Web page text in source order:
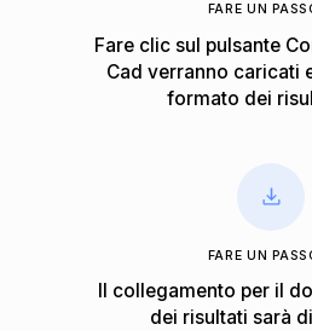
FARE UN
Fare clic sul pulsante
Cad verranno caricati
formato dei
FARE UN
Il collegamento per il
dei risultati sarà